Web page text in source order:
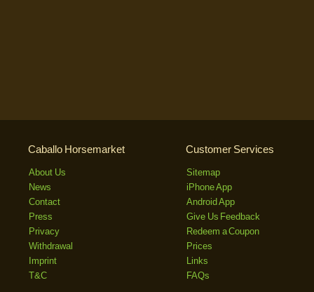
Caballo Horsemarket
About Us
News
Contact
Press
Privacy
Withdrawal
Imprint
T&C
Customer Services
Sitemap
iPhone App
Android App
Give Us Feedback
Redeem a Coupon
Prices
Links
FAQs